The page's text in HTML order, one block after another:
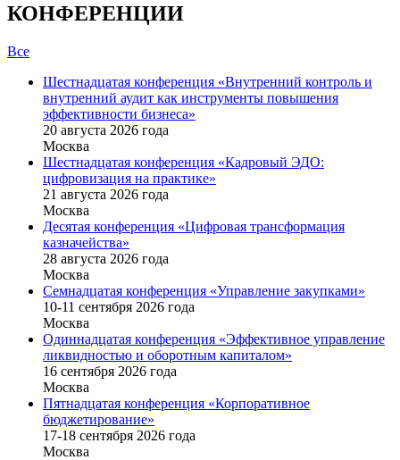
КОНФЕРЕНЦИИ
Все
Шестнадцатая конференция «Внутренний контроль и
внутренний аудит как инструменты повышения
эффективности бизнеса»
20 августа 2026 года
Москва
Шестнадцатая конференция «Кадровый ЭДО:
цифровизация на практике»
21 августа 2026 года
Москва
Десятая конференция «Цифровая трансформация
казначейства»
28 августа 2026 года
Москва
Семнадцатая конференция «Управление закупками»
10-11 сентября 2026 года
Москва
Одиннадцатая конференция «Эффективное управление
ликвидностью и оборотным капиталом»
16 cентября 2026 года
Москва
Пятнадцатая конференция «Корпоративное
бюджетирование»
17-18 сентября 2026 года
Москва